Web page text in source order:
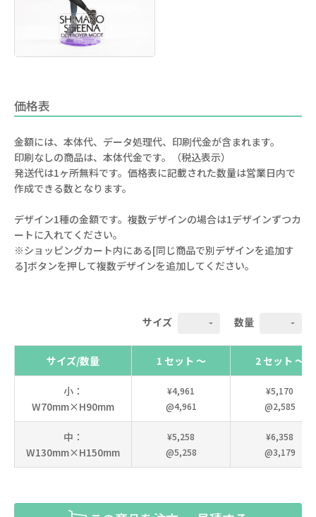
価格表
金額には、本体代、データ処理代、印刷代金が含まれます。
印刷なしの商品は、本体代金です。（税込表示）
発送代は1ヶ所無料です。価格表に記載された数量は営業日内で
作成できる数となります。
デザイン1種の金額です。複数デザインの場合は1デザインずつカ
ートに入れてください。
※ショッピングカート内にある[同じ商品で別デザインを追加す
る]ボタンを押して複数デザインを追加してください。
サイズ 数量
サイズ/数量 1 セット ～ 2 セット ～
小：
W70mm×H90mm
¥4,961
@4,961
¥5,170
@2,585
中：
W130mm×H150mm
¥5,258
@5,258
¥6,358
@3,179